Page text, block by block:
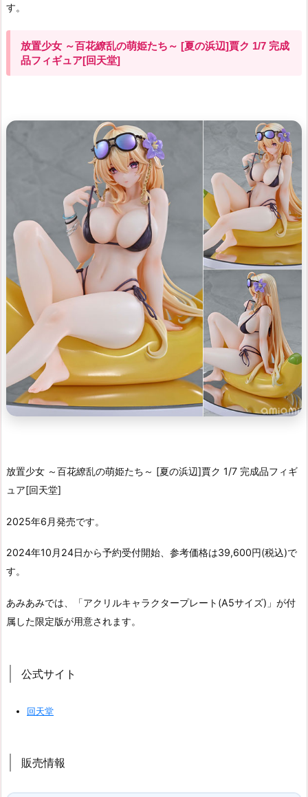
す。
放置少女 ～百花繚乱の萌姫たち～ [夏の浜辺]賈ク 1/7 完成
品フィギュア[回天堂]
放置少女 ～百花繚乱の萌姫たち～ [夏の浜辺]賈ク 1/7 完成品フィギ
ュア[回天堂]
2025年6月発売です。
2024年10月24日から予約受付開始、参考価格は39,600円(税込)で
す。
あみあみでは、「アクリルキャラクタープレート(A5サイズ)」が付
属した限定版が用意されます。
公式サイト
回天堂
販売情報